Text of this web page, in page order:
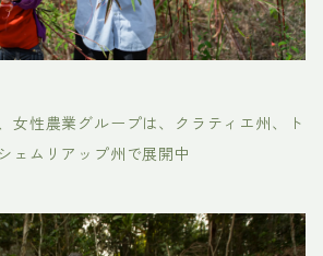
女性農業グループは、クラティエ州、ト
ェムリアップ州で展開中